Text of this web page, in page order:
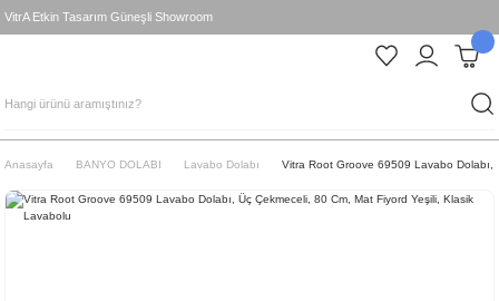
VitrA Etkin Tasarım Güneşli Showroom
Anasayfa BANYO DOLABI Lavabo Dolabı Vitra Root Groove 69509 Lavabo Dolabı,